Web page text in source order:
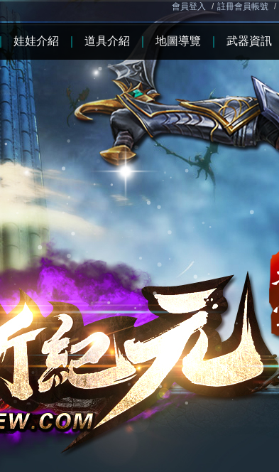
會員登入 / 註冊會員帳號 /